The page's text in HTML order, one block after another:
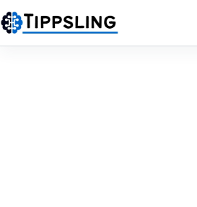
Inhalt
springen